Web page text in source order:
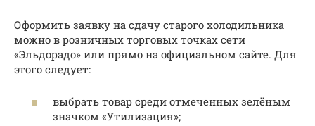
Оформить заявку на сдачу старого холодильника
можно в розничных торговых точках сети
«Эльдорадо» или прямо на официальном сайте. Для
этого следует:
выбрать товар среди отмеченных зелёным
значком «Утилизация»;